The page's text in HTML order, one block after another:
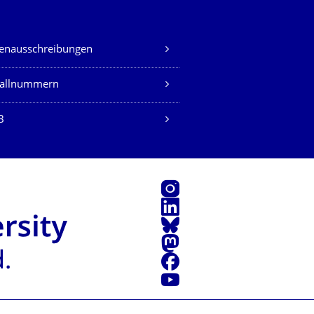
Instagram
LinkedIn
Bluesky
Mastodon
Facebook
Youtube